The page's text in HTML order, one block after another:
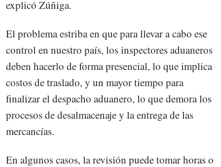
explicó Zúñiga.
El problema estriba en que para llevar a cabo ese
control en nuestro país, los inspectores aduaneros
deben hacerlo de forma presencial, lo que implica
costos de traslado, y un mayor tiempo para
finalizar el despacho aduanero, lo que demora los
procesos de desalmacenaje y la entrega de las
mercancías.
En algunos casos, la revisión puede tomar horas o